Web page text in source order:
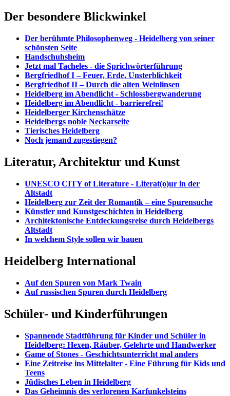
Der besondere Blickwinkel
Der berühmte Philosophenweg - Heidelberg von seiner
schönsten Seite
Handschuhsheim
Jetzt mal Tacheles - die Sprichwörterführung
Bergfriedhof I – Feuer, Erde, Unsterblichkeit
Bergfriedhof II – Durch die alten Weinlinsen
Heidelberg im Abendlicht - Schlossbergwanderung
Heidelberg im Abendlicht - barrierefrei!
Heidelberger Kirchenschätze
Heidelbergs noble Neckarseite
Tierisches Heidelberg
Noch jemand zugestiegen?
Literatur, Architektur und Kunst
UNESCO CITY of Literature - Literat(o)ur in der
Altstadt
Heidelberg zur Zeit der Romantik – eine Spurensuche
Künstler und Kunstgeschichten in Heidelberg
Architektonische Entdeckungsreise durch Heidelbergs
Altstadt
In welchem Style sollen wir bauen
Heidelberg International
Auf den Spuren von Mark Twain
Auf russischen Spuren durch Heidelberg
Schüler- und Kinderführungen
Spannende Stadtführung für Kinder und Schüler in
Heidelberg: Hexen, Räuber, Gelehrte und Handwerker
Game of Stones - Geschichtsunterricht mal anders
Eine Zeitreise ins Mittelalter - Eine Führung für Kids und
Teens
Jüdisches Leben in Heidelberg
Das Geheimnis des verlorenen Karfunkelsteins